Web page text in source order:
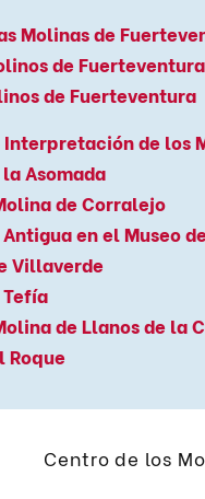
Molinas de
de Fuerteventura
de Fuerteventura
de los
Asomada
de Corralejo
en el Museo
Villaverde
de Llanos de la
Roque